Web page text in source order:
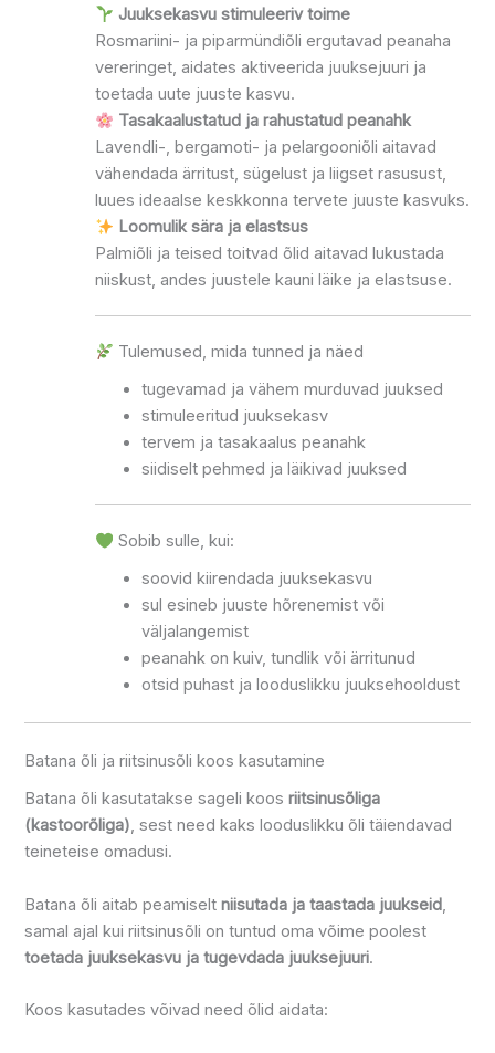
Juuksekasvu stimuleeriv toime
Rosmariini- ja piparmündiõli ergutavad peanaha
vereringet, aidates aktiveerida juuksejuuri ja
toetada uute juuste kasvu.
Tasakaalustatud ja rahustatud peanahk
Lavendli-, bergamoti- ja pelargooniõli aitavad
vähendada ärritust, sügelust ja liigset rasusust,
luues ideaalse keskkonna tervete juuste kasvuks.
Loomulik sära ja elastsus
Palmiõli ja teised toitvad õlid aitavad lukustada
niiskust, andes juustele kauni läike ja elastsuse.
Tulemused, mida tunned ja näed
tugevamad ja vähem murduvad juuksed
stimuleeritud juuksekasv
tervem ja tasakaalus peanahk
siidiselt pehmed ja läikivad juuksed
Sobib sulle, kui:
soovid kiirendada juuksekasvu
sul esineb juuste hõrenemist või
väljalangemist
peanahk on kuiv, tundlik või ärritunud
otsid puhast ja looduslikku juuksehooldust
Batana õli ja riitsinusõli koos kasutamine
Batana õli kasutatakse sageli koosriitsinusõliga
(kastoorõliga), sest need kaks looduslikku õli täiendavad
teineteise omadusi.
Batana õli aitab peamiseltniisutada ja taastada juukseid,
samal ajal kui riitsinusõli on tuntud oma võime poolest
toetada juuksekasvu ja tugevdada juuksejuuri.
Koos kasutades võivad need õlid aidata: